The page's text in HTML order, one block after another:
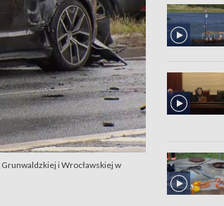
i Wrocławskiej w